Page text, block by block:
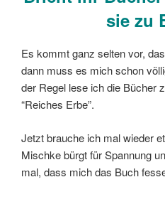
sie zu
Es kommt ganz selten vor,
dann muss es mich schon
der Regel lese ich die Bücher
“Reiches Erbe”.
Jetzt brauche ich mal wieder
Mischke bürgt für Spannung
mal, dass mich das Buch